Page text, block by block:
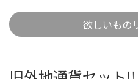
欲しいもの